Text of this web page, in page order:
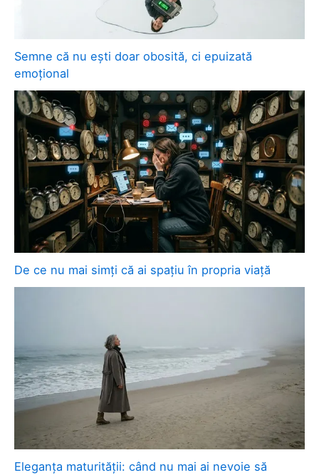
Semne că nu ești doar obosită, ci epuizată
emoțional
De ce nu mai simți că ai spațiu în propria viață
Eleganța maturității: când nu mai ai nevoie să